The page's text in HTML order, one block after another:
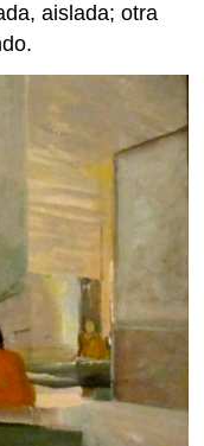
aislada; otra